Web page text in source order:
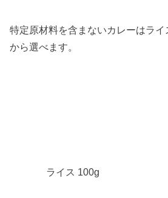
特定原材料を含まないカレーはラ
から選べます。
ライス 100g